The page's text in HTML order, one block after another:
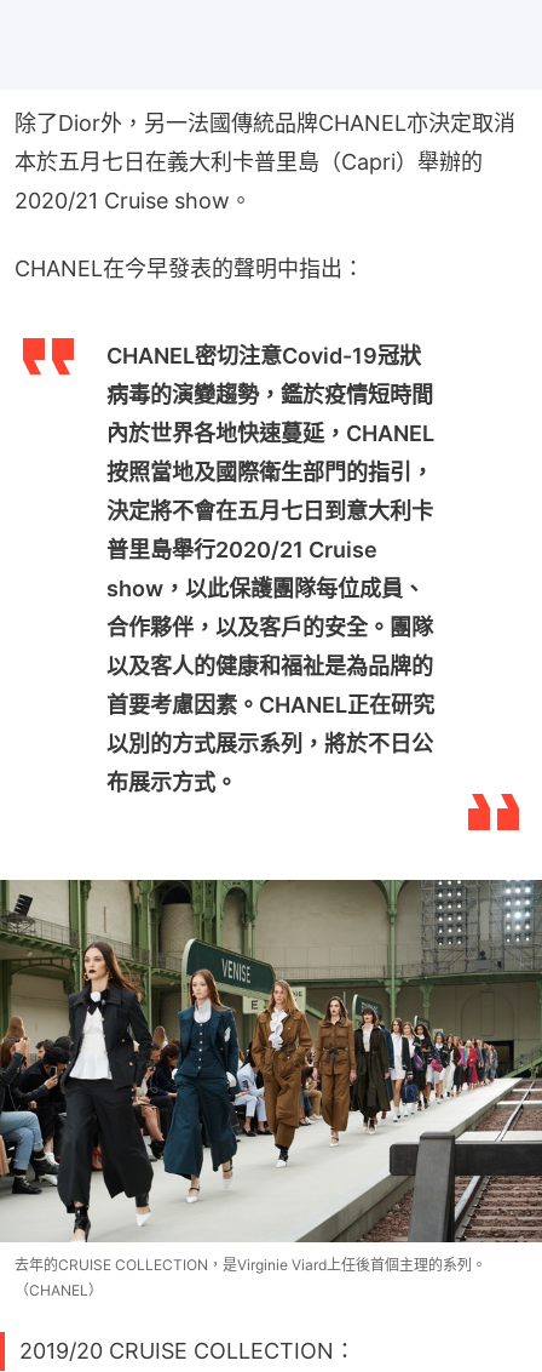
除了Dior外，另一法國傳統品牌CHANEL亦決定取消
本於五月七日在義大利卡普里島（Capri）舉辦的
2020/21 Cruise show。
CHANEL在今早發表的聲明中指出：
CHANEL密切注意Covid-19冠狀
病毒的演變趨勢，鑑於疫情短時間
內於世界各地快速蔓延，CHANEL
按照當地及國際衛生部門的指引，
決定將不會在五月七日到意大利卡
普里島舉行2020/21 Cruise
show，以此保護團隊每位成員、
合作夥伴，以及客戶的安全。團隊
以及客人的健康和福祉是為品牌的
首要考慮因素。CHANEL正在研究
以別的方式展示系列，將於不日公
布展示方式。
去年的CRUISE COLLECTION，是Virginie Viard上任後首個主理的系列。
（CHANEL）
2019/20 CRUISE COLLECTION：